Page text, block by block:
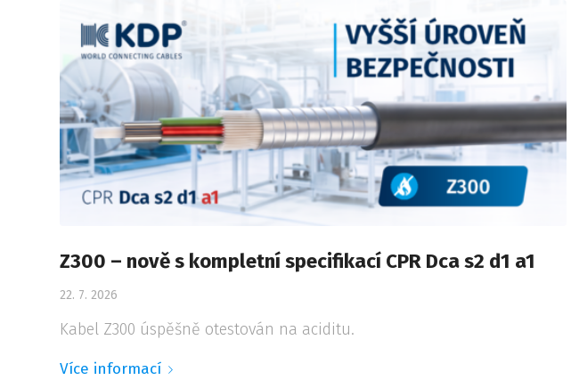
Z300 – nově s kompletní specifikací CPR Dca s2 d1 a1
22. 7. 2026
Kabel Z300 úspěšně otestován na aciditu.
Více informací